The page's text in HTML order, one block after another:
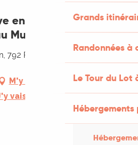
Grands
Randonnées
Le Tour du Lot
en famille pour les
Musée Henri-Martin
792 Rue Emile Zola, 46000
M'y rendre
vais en train !